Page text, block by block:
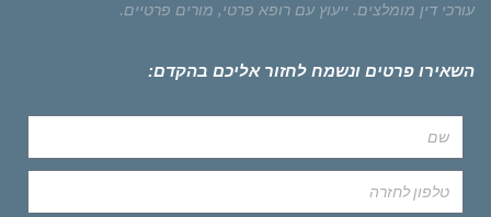
עורכי דין מומלצים. ייעוץ עם רופא פרטי, מורים פרטיים.
השאירו פרטים ונשמח לחזור אליכם בהקדם: